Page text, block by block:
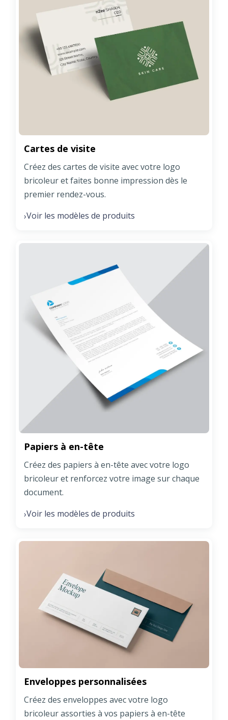
Cartes de visite
Créez des cartes de visite avec votre logo
bricoleur et faites bonne impression dès le
premier rendez-vous.
›Voir les modèles de produits
Papiers à en-tête
Créez des papiers à en-tête avec votre logo
bricoleur et renforcez votre image sur chaque
document.
›Voir les modèles de produits
Enveloppes personnalisées
Créez des enveloppes avec votre logo
bricoleur assorties à vos papiers à en-tête